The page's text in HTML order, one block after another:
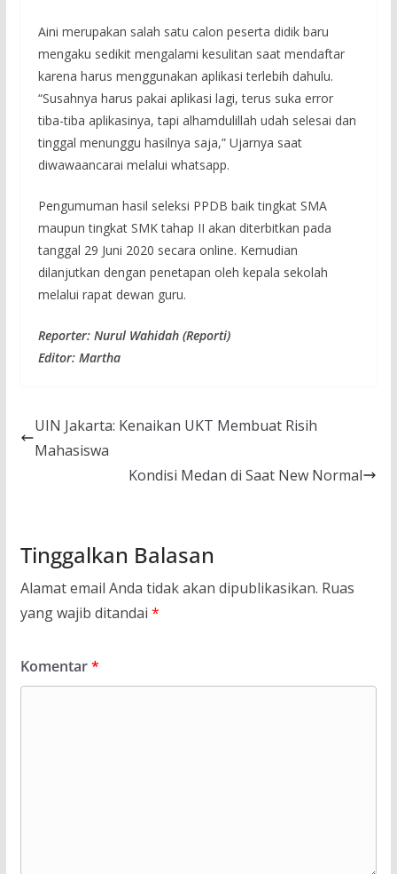
Aini merupakan salah satu calon peserta didik baru
mengaku sedikit mengalami kesulitan saat mendaftar
karena harus menggunakan aplikasi terlebih dahulu.
“Susahnya harus pakai aplikasi lagi, terus suka error
tiba-tiba aplikasinya, tapi alhamdulillah udah selesai dan
tinggal menunggu hasilnya saja,” Ujarnya saat
diwawaancarai melalui whatsapp.
Pengumuman hasil seleksi PPDB baik tingkat SMA
maupun tingkat SMK tahap II akan diterbitkan pada
tanggal 29 Juni 2020 secara online. Kemudian
dilanjutkan dengan penetapan oleh kepala sekolah
melalui rapat dewan guru.
Reporter: Nurul Wahidah (Reporti)
Editor: Martha
UIN Jakarta: Kenaikan UKT Membuat Risih
Mahasiswa
Kondisi Medan di Saat New Normal
Tinggalkan Balasan
Alamat email Anda tidak akan dipublikasikan. Ruas
yang wajib ditandai *
Komentar*